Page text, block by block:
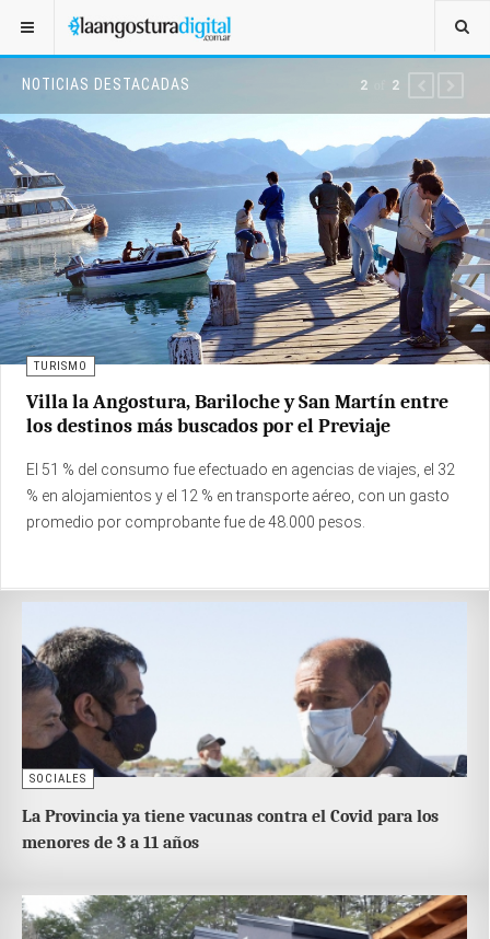
NOTICIAS DESTACADAS
TURISMO
Villa la Angostura, Bariloche y San Martín entre
los destinos más buscados por el Previaje
El 51 % del consumo fue efectuado en agencias de viajes, el 32
% en alojamientos y el 12 % en transporte aéreo, con un gasto
promedio por comprobante fue de 48.000 pesos.
2 2
SOCIALES
La Provincia ya tiene vacunas contra el Covid para los
menores de 3 a 11 años